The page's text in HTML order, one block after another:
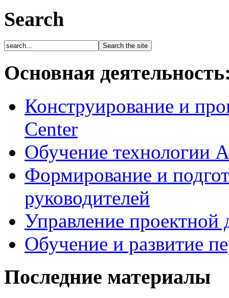
Search
Основная
Конструирование и
Center
Обучение технологии
Формирование и
руководителей
Управление проектной
Обучение и развитие
Последние материалы